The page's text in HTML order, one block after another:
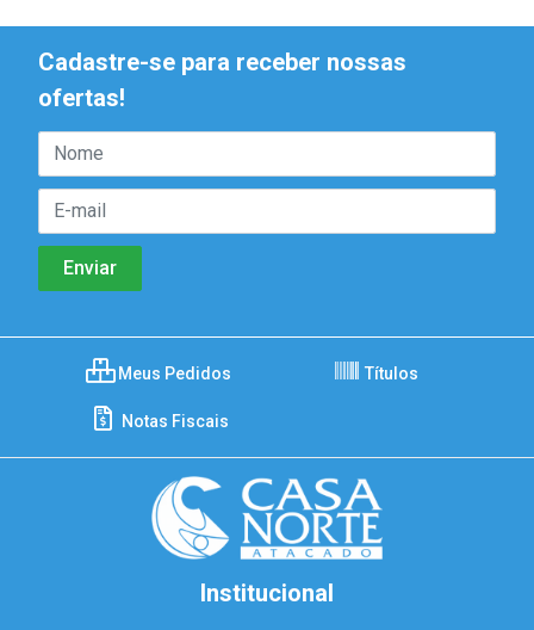
Cadastre-se para receber nossas
ofertas!
Meus Pedidos Títulos
Notas Fiscais
Institucional